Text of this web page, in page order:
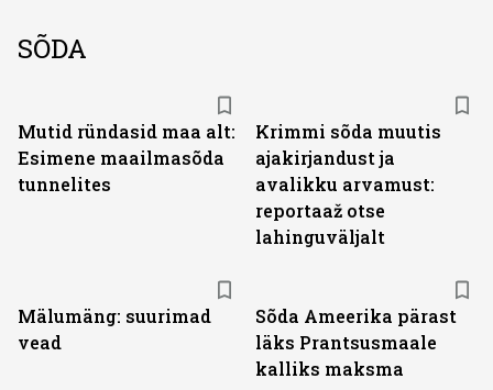
SÕDA
Mutid ründasid maa alt:
Esimene maailmasõda
tunnelites
Krimmi sõda muutis
ajakirjandust ja
avalikku arvamust:
reportaaž otse
lahinguväljalt
Mälumäng: suurimad
vead
Sõda Ameerika pärast
läks Prantsusmaale
kalliks maksma